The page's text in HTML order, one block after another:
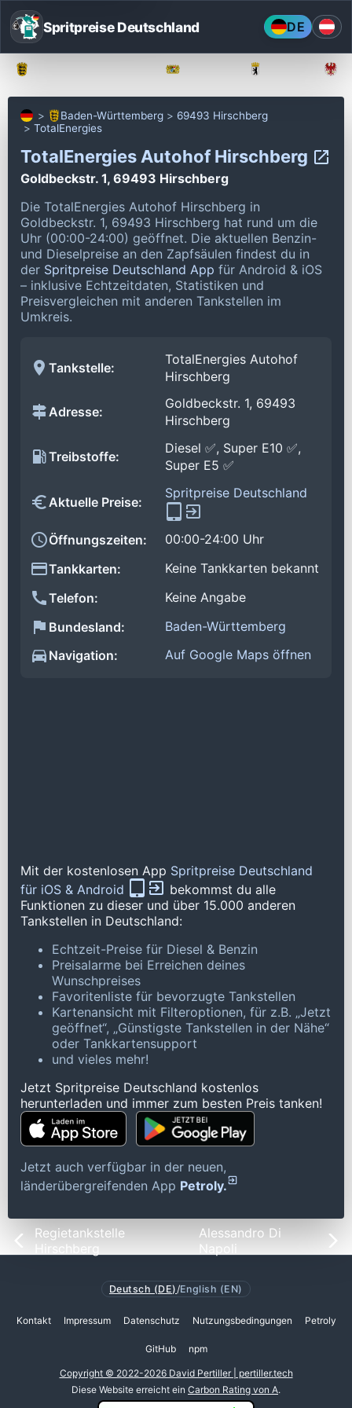
Spritpreise Deutschland DE
Baden-Württemberg
69493 Hirschberg
TotalEnergies
TotalEnergies Autohof Hirschberg
Goldbeckstr. 1, 69493 Hirschberg
Die TotalEnergies Autohof Hirschberg in
Goldbeckstr. 1, 69493 Hirschberg hat rund um die
Uhr (00:00-24:00) geöffnet. Die aktuellen Benzin-
und Dieselpreise an den Zapfsäulen findest du in
der Spritpreise Deutschland App für Android & iOS
– inklusive Echtzeitdaten, Statistiken und
Preisvergleichen mit anderen Tankstellen im
Umkreis.
Tankstelle:
TotalEnergies Autohof
Hirschberg
Adresse:
Goldbeckstr. 1, 69493
Hirschberg
Treibstoffe:
Diesel ✅, Super E10 ✅,
Super E5 ✅
Aktuelle Preise:
Spritpreise Deutschland
Öffnungszeiten:
00:00-24:00 Uhr
Tankkarten:
Keine Tankkarten bekannt
Telefon:
Keine Angabe
Bundesland:
Baden-Württemberg
Navigation:
Auf Google Maps öffnen
Mit der kostenlosen App Spritpreise Deutschland
für iOS & Android
bekommst du alle
Funktionen zu dieser und über 15.000 anderen
Tankstellen in Deutschland:
Echtzeit-Preise für Diesel & Benzin
Preisalarme bei Erreichen deines
Wunschpreises
Favoritenliste für bevorzugte Tankstellen
Kartenansicht mit Filteroptionen, für z.B. „Jetzt
geöffnet“, „Günstigste Tankstellen in der Nähe“
oder Tankkartensupport
und vieles mehr!
Jetzt Spritpreise Deutschland kostenlos
herunterladen und immer zum besten Preis tanken!
Jetzt auch verfügbar in der neuen,
länderübergreifenden App Petroly.
Regietankstelle
Hirschberg
Alessandro Di
Napoli
Deutsch (DE) /English (EN)
Kontakt Impressum Datenschutz Nutzungsbedingungen Petroly
GitHub npm
Copyright © 2022-2026 David Pertiller | pertiller.tech
Diese Website erreicht ein Carbon Rating von A.